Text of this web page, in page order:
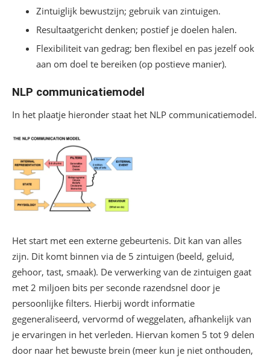
Zintuiglijk bewustzijn; gebruik van zintuigen.
Resultaatgericht denken; postief je doelen halen.
Flexibiliteit van gedrag; ben flexibel en pas jezelf ook
aan om doel te bereiken (op postieve manier).
NLP communicatiemodel
In het plaatje hieronder staat het NLP communicatiemodel.
Het start met een externe gebeurtenis. Dit kan van alles
zijn. Dit komt binnen via de 5 zintuigen (beeld, geluid,
gehoor, tast, smaak). De verwerking van de zintuigen gaat
met 2 miljoen bits per seconde razendsnel door je
persoonlijke filters. Hierbij wordt informatie
gegeneraliseerd, vervormd of weggelaten, afhankelijk van
je ervaringen in het verleden. Hiervan komen 5 tot 9 delen
door naar het bewuste brein (meer kun je niet onthouden,